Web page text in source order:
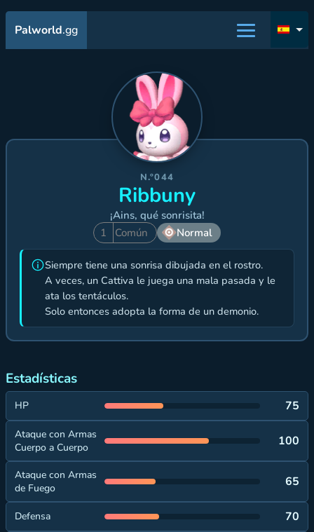
Palworld.gg
N.º044
Ribbuny
¡Ains, qué sonrisita!
1
Común Normal
Siempre tiene una sonrisa dibujada en el rostro.
A veces, un Cattiva le juega una mala pasada y le
ata los tentáculos.
Solo entonces adopta la forma de un demonio.
Estadísticas
HP 75
Ataque con Armas
Cuerpo a Cuerpo
100
Ataque con Armas
de Fuego
65
Defensa 70